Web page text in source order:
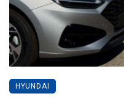
HYUNDAI